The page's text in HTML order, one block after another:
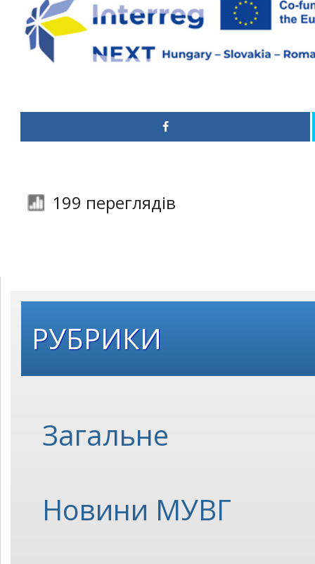
199 переглядів
РУБРИКИ
Загальне
Новини МУВГ